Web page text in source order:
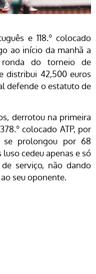
e 118.º colocado
ao início da manhã a
ronda do torneio de
distribui 42,500 euros
defende o estatuto de
derrotou na primeira
colocado ATP, por
prolongou por 68
cedeu apenas e só
serviço, não dando
seu oponente.